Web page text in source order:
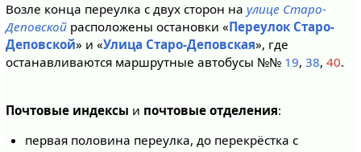
Возле конца переулка с двух сторон на улице Старо-
Деповскойрасположены остановки «Переулок Старо-
Деповской» и «Улица Старо-Деповская», где
останавливаются маршрутные автобусы №№ 19, 38, 40.
Почтовые индексы и почтовые отделения:
первая половина переулка, до перекрёстка с